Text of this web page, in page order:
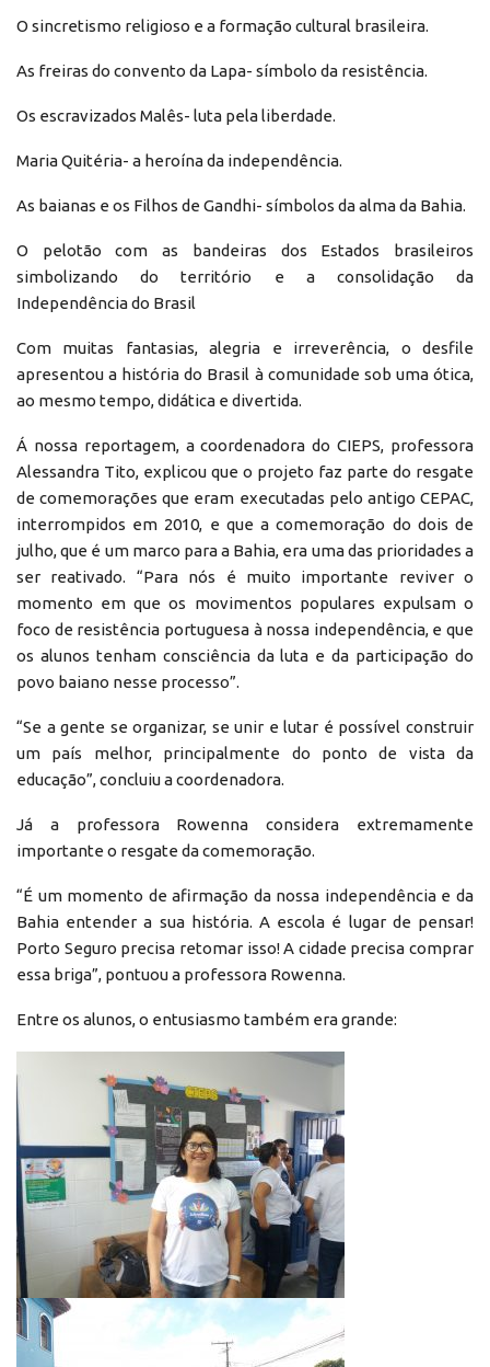
O sincretismo religioso e a formação cultural brasileira.
As freiras do convento da Lapa- símbolo da resistência.
Os escravizados Malês- luta pela liberdade.
Maria Quitéria- a heroína da independência.
As baianas e os Filhos de Gandhi- símbolos da alma da Bahia.
O pelotão com as bandeiras dos Estados brasileiros
simbolizando do território e a consolidação da
Independência do Brasil
Com muitas fantasias, alegria e irreverência, o desfile
apresentou a história do Brasil à comunidade sob uma ótica,
ao mesmo tempo, didática e divertida.
Á nossa reportagem, a coordenadora do CIEPS, professora
Alessandra Tito, explicou que o projeto faz parte do resgate
de comemorações que eram executadas pelo antigo CEPAC,
interrompidos em 2010, e que a comemoração do dois de
julho, que é um marco para a Bahia, era uma das prioridades a
ser reativado. “Para nós é muito importante reviver o
momento em que os movimentos populares expulsam o
foco de resistência portuguesa à nossa independência, e que
os alunos tenham consciência da luta e da participação do
povo baiano nesse processo”.
“Se a gente se organizar, se unir e lutar é possível construir
um país melhor, principalmente do ponto de vista da
educação”, concluiu a coordenadora.
Já a professora Rowenna considera extremamente
importante o resgate da comemoração.
“É um momento de afirmação da nossa independência e da
Bahia entender a sua história. A escola é lugar de pensar!
Porto Seguro precisa retomar isso! A cidade precisa comprar
essa briga”, pontuou a professora Rowenna.
Entre os alunos, o entusiasmo também era grande: